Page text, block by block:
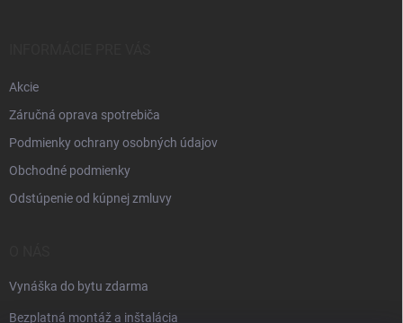
Akcie
Záručná oprava spotrebiča
Podmienky ochrany osobných údajov
Obchodné podmienky
Odstúpenie od kúpnej zmluvy
Vynáška do bytu zdarma
Bezplatná montáž a inštalácia